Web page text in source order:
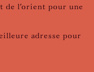
de l'orient pour une
adresse pour